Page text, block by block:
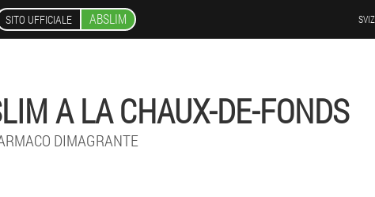
SITO UFFICIALE ABSLIM
A LA CHAUX-DE-FONDS
DIMAGRANTE